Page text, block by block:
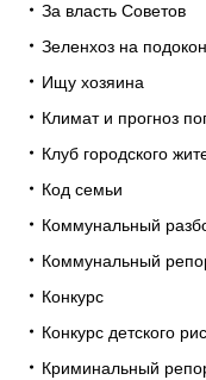
За власть Советов
Зеленхоз на
Ищу хозяина
Климат и прогноз
Клуб городского
Код семьи
Коммунальный
Коммунальный
Конкурс
Конкурс детского
Криминальный